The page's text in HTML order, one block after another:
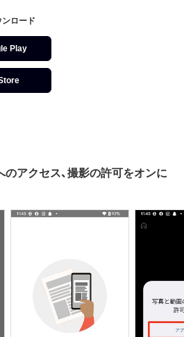
ンロード
Play
アクセス、撮影の許可をオンに